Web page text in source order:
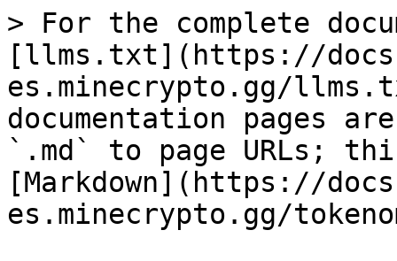
> For the complete
[llms.txt](https://
es.minecrypto.gg/
documentation pages
`.md` to page URLs;
[Markdown](https://
es.minecrypto.gg/